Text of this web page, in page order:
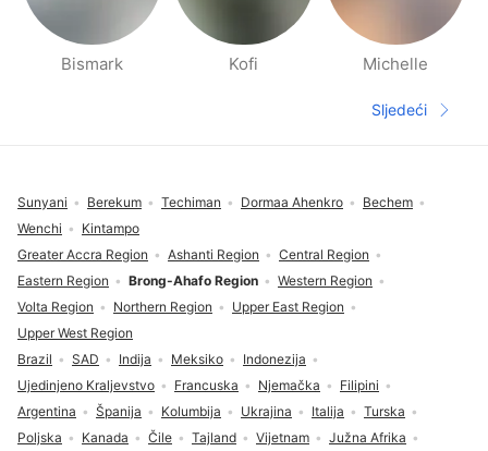
Bismark Kofi Michelle
Sljedeća
Sljedeći
Brazil SAD Indija Meksiko
Indonezija
Ujedinjeno Kraljevstvo
Francuska Njemačka
Filipini
Argentina
Španija Kolumbija Ukrajina Italija
Turska
Poljska
Kanada Čile Tajland Vijetnam
Južna Afrika
Greater Accra Region Ashanti Region
Central Region
Eastern Region
Brong-Ahafo Region
Western Region
Volta Region
Northern Region
Upper East Region
Upper West Region
Sunyani Berekum Techiman Dormaa Ahenkro
Bechem
Wenchi
Kintampo